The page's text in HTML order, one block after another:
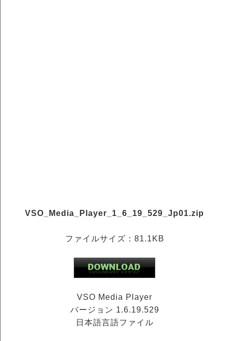
VSO_Media_Player_1_6_19_529_Jp01.zip
ファイルサイズ：81.1KB
VSO Media Player
バージョン 1.6.19.529
日本語言語ファイル